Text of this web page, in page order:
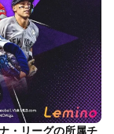
・リーグの所属チ